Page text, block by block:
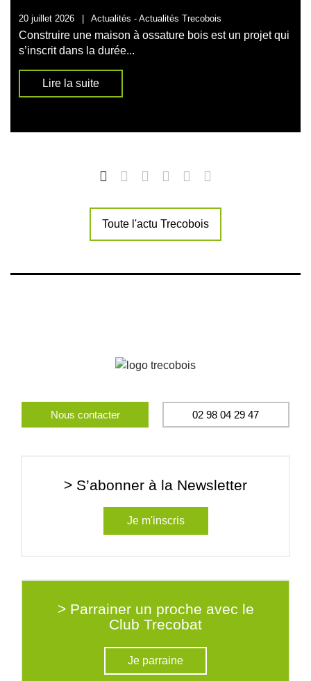
20 juillet 2026 | Actualités - Actualités Trecobois
Construire une maison à ossature bois est un projet qui
s’inscrit dans la durée...
Lire la suite
Toute l'actu Trecobois
Nous contacter 02 98 04 29 47
> S’abonner à la Newsletter
Je m'inscris
> Parrainer un proche avec le
Club Trecobat
Je parraine